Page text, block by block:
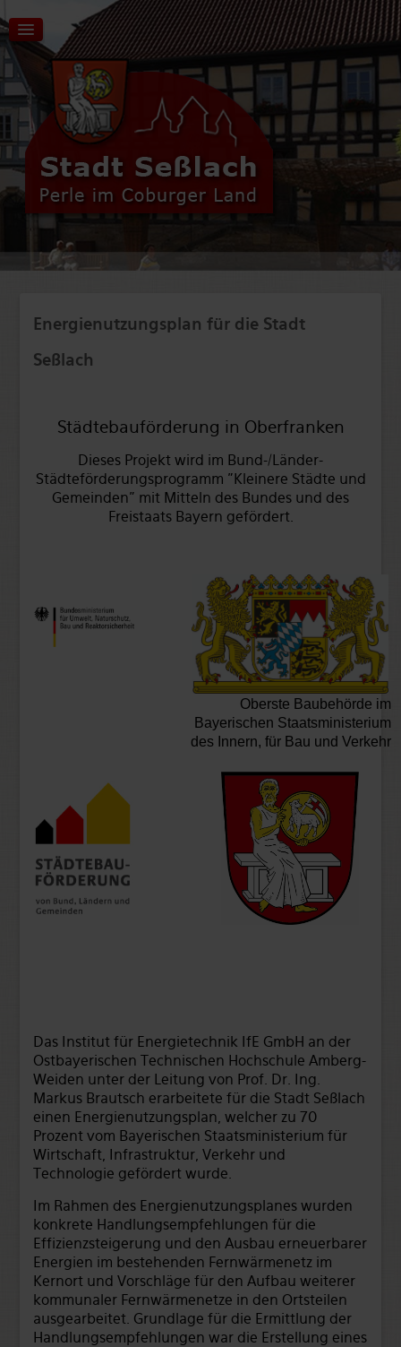
Aktuelles | Start
Wirtschaft | Verkehr
Bildung | Soziales
Energienutzungsplan für die Stadt
Seßlach
Städtebauförderung in Oberfranken
Dieses Projekt wird im Bund-/Länder-
Städteförderungsprogramm "Kleinere Städte und
Gemeinden" mit Mitteln des Bundes und des
Freistaats Bayern gefördert.
Oberste Baubehörde im
Bayerischen Staatsministerium
des Innern, für Bau und Verkehr
Das Institut für Energietechnik IfE GmbH an der
Ostbayerischen Technischen Hochschule Amberg-
Weiden unter der Leitung von Prof. Dr. Ing.
Markus Brautsch erarbeitete für die Stadt Seßlach
einen Energienutzungsplan, welcher zu 70
Prozent vom Bayerischen Staatsministerium für
Wirtschaft, Infrastruktur, Verkehr und
Technologie gefördert wurde.
Im Rahmen des Energienutzungsplanes wurden
konkrete Handlungsempfehlungen für die
Effizienzsteigerung und den Ausbau erneuerbarer
Energien im bestehenden Fernwärmenetz im
Kernort und Vorschläge für den Aufbau weiterer
kommunaler Fernwärmenetze in den Ortsteilen
ausgearbeitet. Grundlage für die Ermittlung der
Handlungsempfehlungen war die Erstellung eines